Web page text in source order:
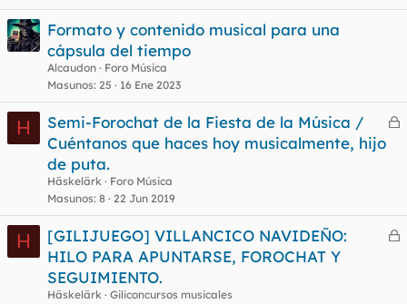
l
Formato y contenido musical para una
cápsula del tiempo
Alcaudon
Foro Música
Masunos 25 16 Ene 2023
H
C
d
o
Semi-Forochat de la Fiesta de la Música /
Cuéntanos que haces hoy musicalmente, hijo
de puta.
Häskelärk
Foro Música
Masunos 8 22 Jun 2019
H
C
[GILIJUEGO] VILLANCICO NAVIDEÑO:
HILO PARA APUNTARSE, FOROCHAT Y
SEGUIMIENTO.
Häskelärk Giliconcursos musicales